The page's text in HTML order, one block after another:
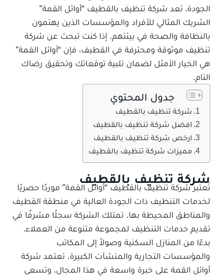
الجودة، تعد شركة تنظيف بالقطيف “أوائل القمة”
الشريك المثالي للأفراد والمؤسسات الذين يهتمون
بالنظافة والصحة في بيئتهم. إذا كنت تبحث عن شركة
تنظيف موثوقة ومحترفة في القطيف، فإن “أوائل القمة”
هي الخيار الأمثل لضمان تلبية توقعاتك وتحقيق رضاك
التام.
جدول المحتوي
شركة تنظيف بالقطيف
افضل شركة تنظيف بالقطيف
ارخص شركة تنظيف بالقطيف
مميزات شركة تنظيف بالقطيف
شركة تنظيف بالقطيف
تُعتبر شركة تنظيف بالقطيف “أوائل القمة” موردًا حصريًا
لخدمات التنظيف ذات الجودة العالية في منطقة القطيف
والمناطق المحيطة بها. تمتلك الشركة سجلًا مشرفًا في
تقديم خدمات التنظيف لمجموعة متنوعة من العملاء،
بدءًا من المنازل السكنية وصولاً إلى المكاتب
والمؤسسات التجارية والمنشآت الكبيرة. تعتمد شركة
أوائل القمة على خبرة واسعة في هذا المجال، وتسعى